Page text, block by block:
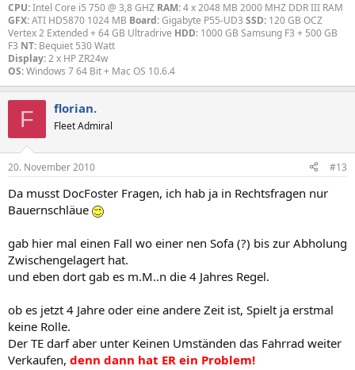
CPU:Intel Core i5 750 @ 3,8 GHZ RAM:4 x 2048 MB 2000 MHZ DDR III RAM
GFX:ATI HD5870 1024 MB Board:Gigabyte P55-UD3 SSD: 120 GB OCZ
Vertex 2 Extended + 64 GB Ultradrive HDD: 1000 GB Samsung F3 + 500 GB
F3 NT: Bequiet 530 Watt
Display:2 x HP ZR24w
OS:Windows 7 64 Bit + Mac OS 10.6.4
F florian.
Fleet Admiral
20. November 2010 #13
Da musst DocFoster Fragen, ich hab ja in Rechtsfragen nur
Bauernschläue
gab hier mal einen Fall wo einer nen Sofa (?) bis zur Abholung
Zwischengelagert hat.
und eben dort gab es m.M..n die 4 Jahres Regel.
ob es jetzt 4 Jahre oder eine andere Zeit ist, Spielt ja erstmal
keine Rolle.
Der TE darf aber unter Keinen Umständen das Fahrrad weiter
Verkaufen, denn dann hat ER ein Problem!